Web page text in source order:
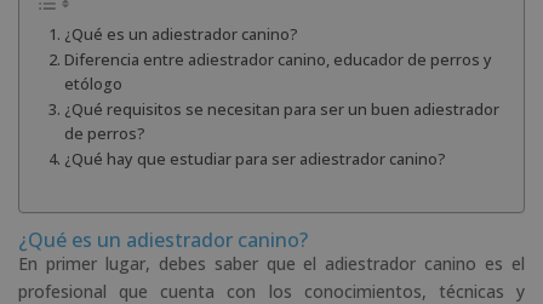
¿Qué es un adiestrador canino?
Diferencia entre adiestrador canino, educador de perros y
etólogo
¿Qué requisitos se necesitan para ser un buen adiestrador
de perros?
¿Qué hay que estudiar para ser adiestrador canino?
¿Qué es un adiestrador canino?
En primer lugar, debes saber que el adiestrador canino es el
profesional que cuenta con los conocimientos, técnicas y